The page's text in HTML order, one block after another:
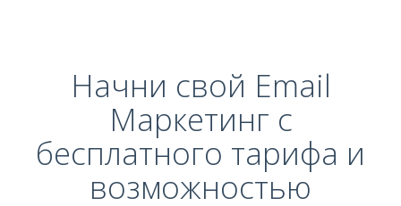
Начни свой Email
Маркетинг с
бесплатного тарифа и
возможностью